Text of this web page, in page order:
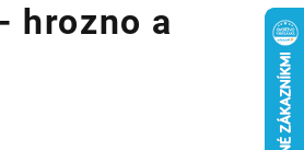
hrozno a